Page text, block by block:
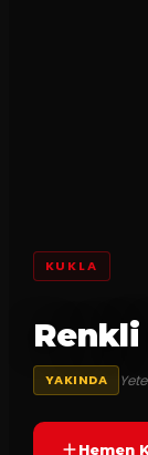
KUKLA
Renkli
YAKINDA
Hemen